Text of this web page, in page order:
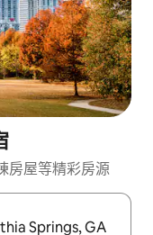
房屋等精彩房源
頭，或輕點、滑動裝置。